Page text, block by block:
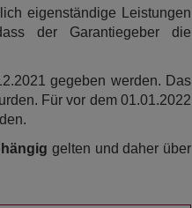
eigenständige Leistungen
der Garantiegeber die
gegeben werden. Das
Für vor dem 01.01.2022
gelten und daher über